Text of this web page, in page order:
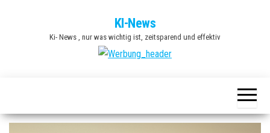
KI-News
Ki- News , nur was wichtig ist, zeitsparend und effektiv